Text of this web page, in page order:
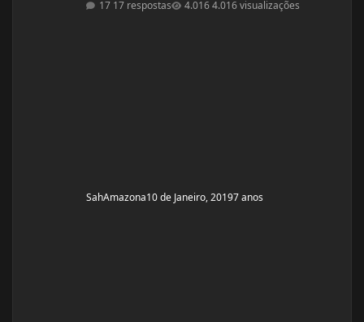
braços, mas nada muito musculoso ou a ponto de
17 respostas 4.016 visualizações
SahAmazona10 de Janeiro, 20197 anos